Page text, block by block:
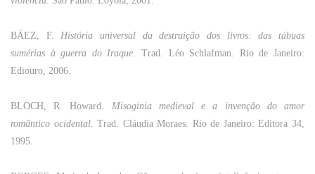
BÁEZ, F.História universal da destruição dos livros: das tábuas
sumérias à guerra do Iraque. Trad. Léo Schlafman. Rio de Janeiro:
Ediouro, 2006.
BLOCH, R. Howard. Misoginia medievale a invençãodoamor
romântico ocidental. Trad. CláudiaMoraes. Riode Janeiro:Editora 34,
1995.